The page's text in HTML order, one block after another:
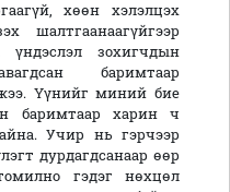
хөөн хэлэлцэх
шалтгаанаагүйгээр
зохигчдын
баримтаар
Үүнийг миний бие
баримтаар харин ч
Учир нь гэрчээр
дурдагдсанаар өөр
гэдэг нөхцөл